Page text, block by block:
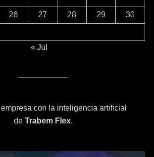
26 27 28 29 30
« Jul
con la inteligencia artificial
de Trabem Flex.